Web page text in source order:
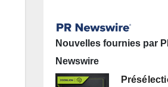
Nouvelles fournies par
Newswire